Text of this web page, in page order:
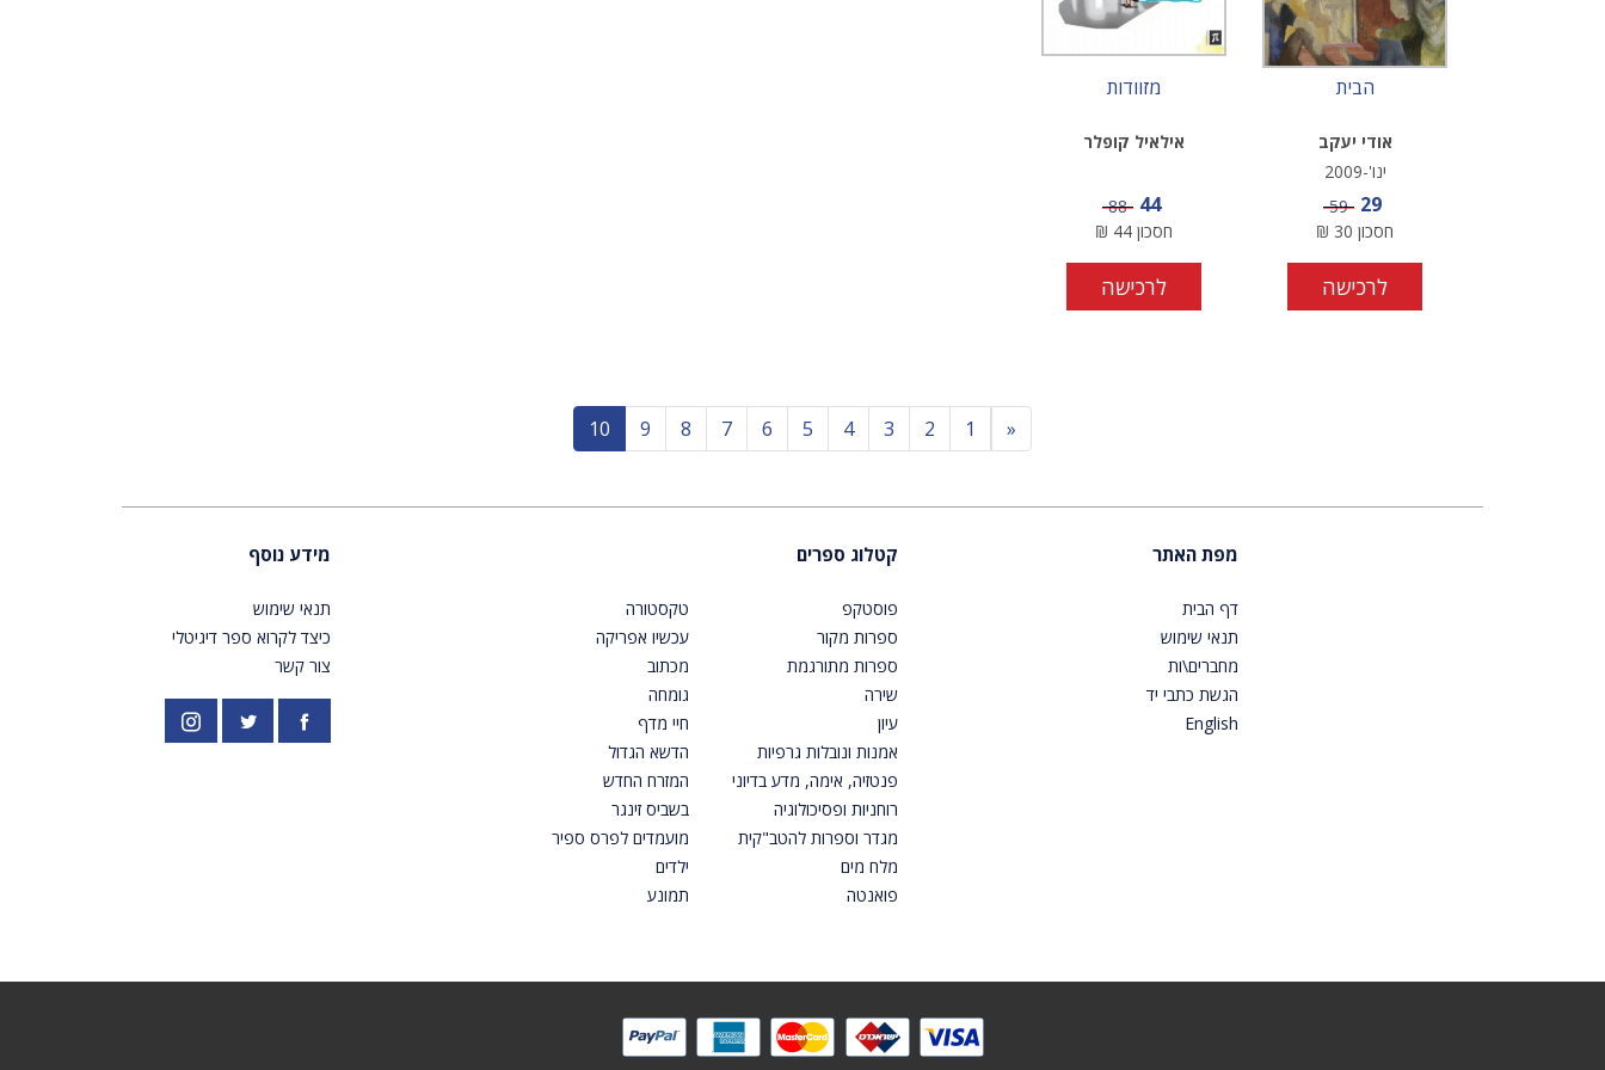
הבית
אודי יעקב
ינו'-2009
מחיר מבצע
29 מחיר
59
חסכון 30
₪
לרכישה
מזוודות
אילאיל קופלר
מחיר מבצע
44 מחיר
88
חסכון 44
₪
לרכישה
«
Previous
1
2
3
4
5
6
7
8
9
10
מפת האתר
דף הבית
תנאי שימוש
מחברים\ות
הגשת כתבי יד
English
קטלוג ספרים
פוסטקפ
ספרות מקור
ספרות מתורגמת
שירה
עיון
אמנות ונובלות גרפיות
פנטזיה, אימה, מדע בדיוני
רוחניות ופסיכולוגיה
מגדר וספרות להטב"קית
מלח מים
פואנטה
טקסטורה
עכשיו אפריקה
מכתוב
גומחה
חיי מדף
הדשא הגדול
המזרח החדש
בשביס זינגר
מועמדים לפרס ספיר
ילדים
תמונע
מידע נוסף
תנאי שימוש
כיצד לקרוא ספר דיגיטלי
צור קשר
פייסבוק PardesPublish
אינסטגרם